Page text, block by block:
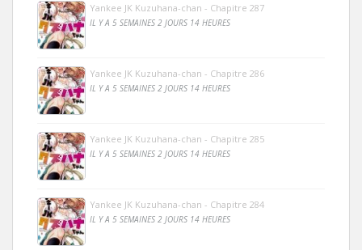
Yankee JK Kuzuhana-chan - Chapitre 287
IL Y A 5 SEMAINES 2 JOURS 14 HEURES
Yankee JK Kuzuhana-chan - Chapitre 286
IL Y A 5 SEMAINES 2 JOURS 14 HEURES
Yankee JK Kuzuhana-chan - Chapitre 285
IL Y A 5 SEMAINES 2 JOURS 14 HEURES
Yankee JK Kuzuhana-chan - Chapitre 284
IL Y A 5 SEMAINES 2 JOURS 14 HEURES